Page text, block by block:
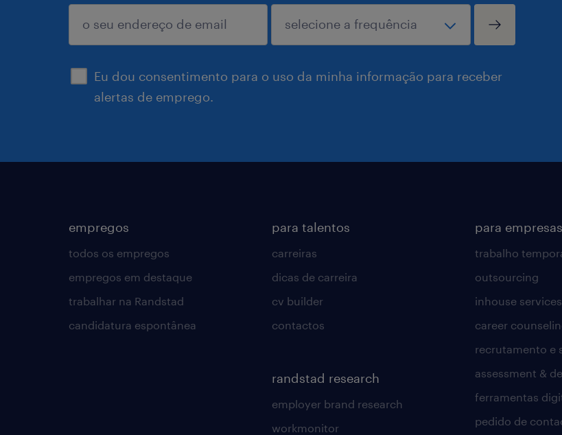
Eu dou consentimento para o uso da minha informação para receber
alertas de emprego.
enviar
empregos
todos os empregos
empregos em destaque
trabalhar na Randstad
candidatura espontânea
para talentos
carreiras
dicas de carreira
cv builder
contactos
randstad research
employer brand research
workmonitor
para empresas
trabalho
outsourcing
inhouse services
career
recrutamento e
assessment &
ferramentas
pedido de